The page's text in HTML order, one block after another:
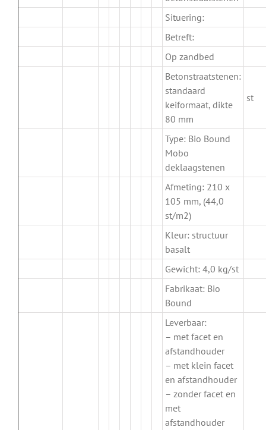
Situering:
Betreft:
Op zandbed
Betonstraatstenen:
standaard
keiformaat, dikte
80 mm
st
Type: Bio Bound
Mobo
deklaagstenen
Afmeting: 210 x
105 mm, (44,0
st/m2)
Kleur: structuur
basalt
Gewicht: 4,0 kg/st
Fabrikaat: Bio
Bound
Leverbaar:
– met facet en
afstandhouder
– met klein facet
en afstandhouder
– zonder facet en
met
afstandhouder